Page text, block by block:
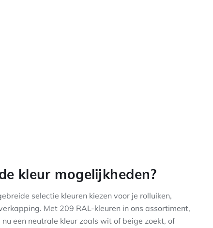
kleur mogelijkheden?
selectie kleuren kiezen voor je rolluiken,
Met 209 RAL-kleuren in ons assortiment,
een neutrale kleur zoals wit of beige zoekt, of